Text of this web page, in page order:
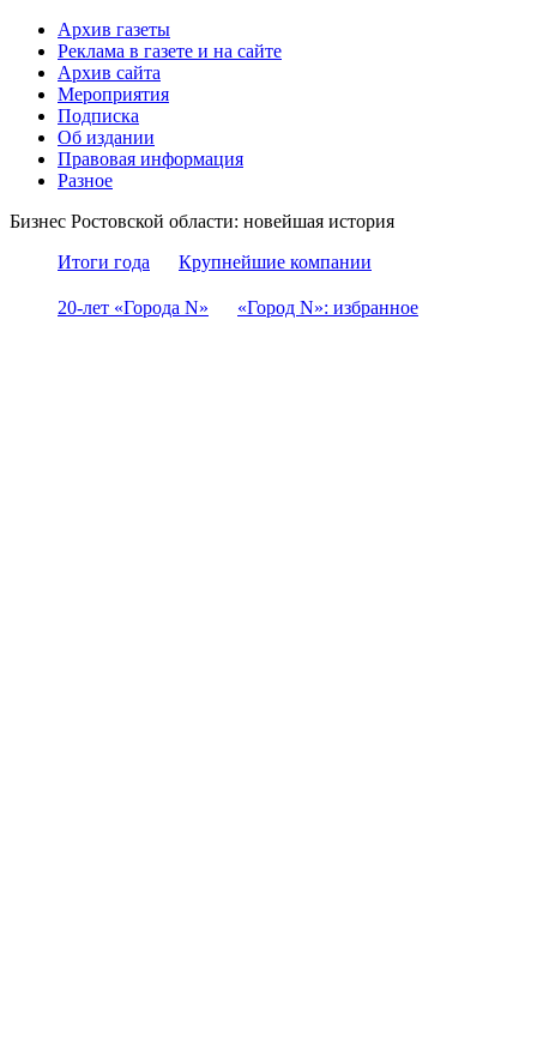
Архив газеты
Реклама в газете и на сайте
Архив сайта
Мероприятия
Подписка
Об издании
Правовая информация
Разное
Бизнес Ростовской области: новейшая история
Итоги года
Крупнейшие компании
20-лет «Города N» «Город N»: избранное